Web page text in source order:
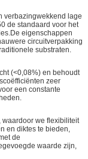
verbazingwekkend lage
de standaard voor het
eigenschappen
circuitverpakking
substraten.
(<0,08%) en behoudt
zeer
een constante
waardoor we flexibiliteit
en diktes te bieden,
de
waarde zijn,